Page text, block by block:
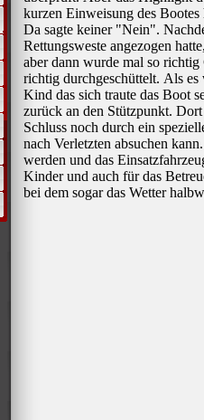
kurzen Einweisung des
Da sagte keiner "Nein".
Rettungsweste angezogen
aber dann wurde mal so
richtig durchgeschüttelt. Als
Kind das sich traute das Boot
zurück an den Stützpunkt.
Schluss noch durch ein
nach Verletzten absuchen
werden und das
Kinder und auch für das
bei dem sogar das Wetter